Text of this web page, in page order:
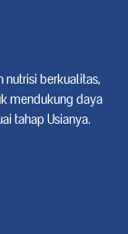
nutrisi berkualitas,
mendukung daya
tahap Usianya.